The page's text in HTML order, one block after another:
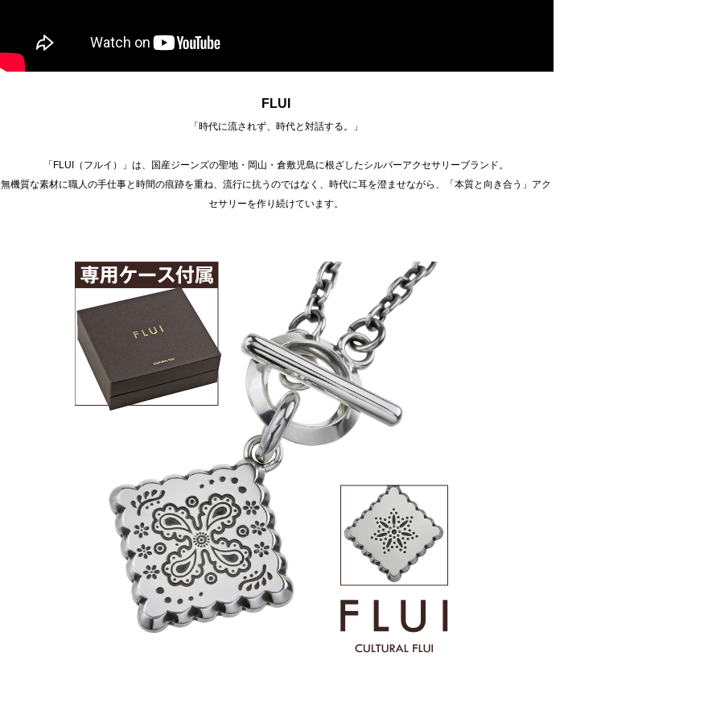
FLUI
「時代に流されず、時代と対話する。」
「FLUI（フルイ）」は、国産ジーンズの聖地・岡山・倉敷児島に根ざしたシルバーアクセサリーブランド。
無機質な素材に職人の手仕事と時間の痕跡を重ね、流行に抗うのではなく、時代に耳を澄ませながら、「本質と向き合う」アク
セサリーを作り続けています。